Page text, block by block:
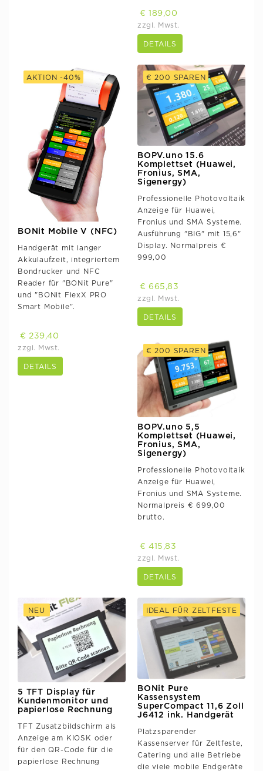
€ 189,00
zzgl. Mwst.
DETAILS
AKTION -40%
BONit Mobile V (NFC)
Handgerät mit langer
Akkulaufzeit, integriertem
Bondrucker und NFC
Reader für "BONit Pure"
und "BONit FlexX PRO
Smart Mobile".
€ 239,40
zzgl. Mwst.
DETAILS
€ 200 SPAREN
BOPV.uno 15.6
Komplettset (Huawei,
Fronius, SMA,
Sigenergy)
Professionelle Photovoltaik
Anzeige für Huawei,
Fronius und SMA Systeme.
Ausführung "BIG" mit 15,6"
Display. Normalpreis €
999,00
€ 665,83
zzgl. Mwst.
DETAILS
€ 200 SPAREN
BOPV.uno 5,5
Komplettset (Huawei,
Fronius, SMA,
Sigenergy)
Professionelle Photovoltaik
Anzeige für Huawei,
Fronius und SMA Systeme.
Normalpreis € 699,00
brutto.
€ 415,83
zzgl. Mwst.
DETAILS
NEU
5 TFT Display für
Kundenmonitor und
papierlose Rechnung
TFT Zusatzbildschirm als
Anzeige am KIOSK oder
für den QR-Code für die
papierlose Rechnung
IDEAL FÜR ZELTFESTE
BONit Pure
Kassensystem
SuperCompact 11,6 Zoll
J6412 ink. Handgerät
Platzsparender
Kassenserver für Zeltfeste,
Catering und alle Betriebe
die viele mobile Endgeräte